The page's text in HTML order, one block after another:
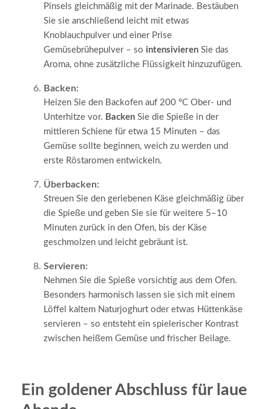
Pinsels gleichmäßig mit der Marinade. Bestäuben
Sie sie anschließend leicht mit etwas
Knoblauchpulver und einer Prise
Gemüsebrühepulver – so intensivierenSie das
Aroma, ohne zusätzliche Flüssigkeit hinzuzufügen.
Backen:
Heizen Sie den Backofen auf 200 °C Ober- und
Unterhitze vor. BackenSie die Spieße in der
mittleren Schiene für etwa 15 Minuten – das
Gemüse sollte beginnen, weich zu werden und
erste Röstaromen entwickeln.
Überbacken:
Streuen Sie den geriebenen Käse gleichmäßig über
die Spieße und geben Sie sie für weitere 5–10
Minuten zurück in den Ofen, bis der Käse
geschmolzen und leicht gebräunt ist.
Servieren:
Nehmen Sie die Spieße vorsichtig aus dem Ofen.
Besonders harmonisch lassen sie sich mit einem
Löffel kaltem Naturjoghurt oder etwas Hüttenkäse
servieren – so entsteht ein spielerischer Kontrast
zwischen heißem Gemüse und frischer Beilage.
Ein goldener Abschluss für laue